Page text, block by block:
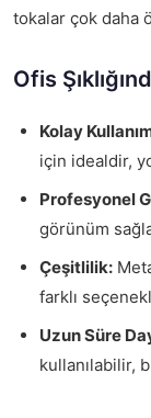
tokalar çok daha
Ofis
Kolay
için idealdir,
Profesyonel
görünüm
Çeşitlilik:
farklı
Uzun Süre
kullanılabilir,